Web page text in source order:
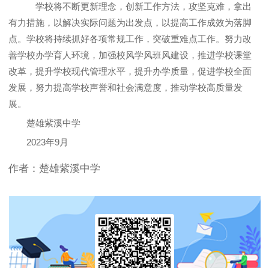
学校将不断更新理念，创新工作方法，攻坚克难，拿出
有力措施，以解决实际问题为出发点，以提高工作成效为落脚
点。学校将持续抓好各项常规工作，突破重难点工作。努力改
善学校办学育人环境，加强校风学风班风建设，推进学校课堂
改革，提升学校现代管理水平，提升办学质量，促进学校全面
发展，努力提高学校声誉和社会满意度，推动学校高质量发
展。
楚雄紫溪中学
2023年9月
作者：楚雄紫溪中学